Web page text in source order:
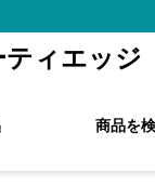
ティエッジ
商品を